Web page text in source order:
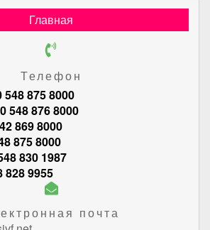
Главная
Телефон
548 875 8000
548 876 8000
869 8000
875 8000
830 1987
828 9955
почта